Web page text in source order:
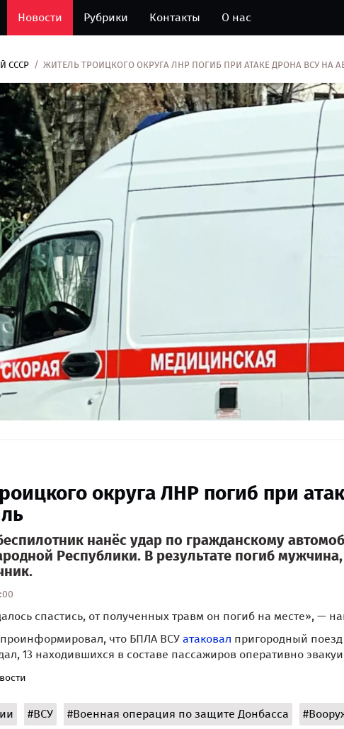
Новости Рубрики Контакты О нас
СССР ЖИТЕЛЬ ТРОИЦКОГО ОКРУГА ЛНР ПОГИБ ПРИ АТАКЕ ДРОНА ВСУ НА
округа ЛНР погиб при
нанёс удар по гражданскому
Республики. В результате погиб
спастись, от полученных травм он погиб на месте», —
что БПЛА ВСУ атаковал пригородный
13 находившихся в составе пассажиров оперативно
#ВСУ #Военная операция по защите Донбасса